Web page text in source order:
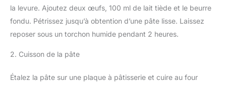
la levure. Ajoutez deux œufs, 100 ml de lait tiède et le beurre
fondu. Pétrissez jusqu’à obtention d’une pâte lisse. Laissez
reposer sous un torchon humide pendant 2 heures.
2. Cuisson de la pâte
Étalez la pâte sur une plaque à pâtisserie et cuire au four